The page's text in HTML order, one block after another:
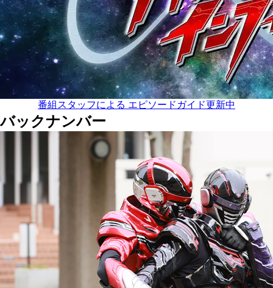
番組スタッフによる エピソードガイド更新中
バックナンバー